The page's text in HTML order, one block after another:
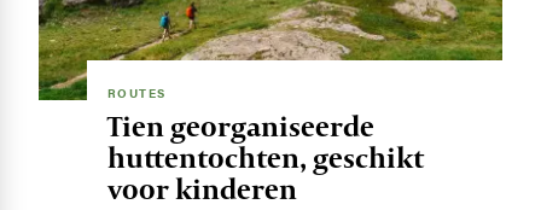
ROUTES
Tien georganiseerde
huttentochten, geschikt
voor kinderen